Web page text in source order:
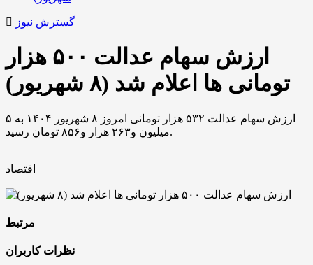
گسترش نیوز
ارزش سهام عدالت ۵۰۰ هزار
تومانی ها اعلام شد (۸ شهریور)
ارزش سهام عدالت ۵۳۲ هزار تومانی امروز ۸ شهریور ۱۴۰۴ به ۵
میلیون و۲۶۳ هزار و۸۵۶ تومان رسید.
اقتصاد
مرتبط
نظرات کاربران